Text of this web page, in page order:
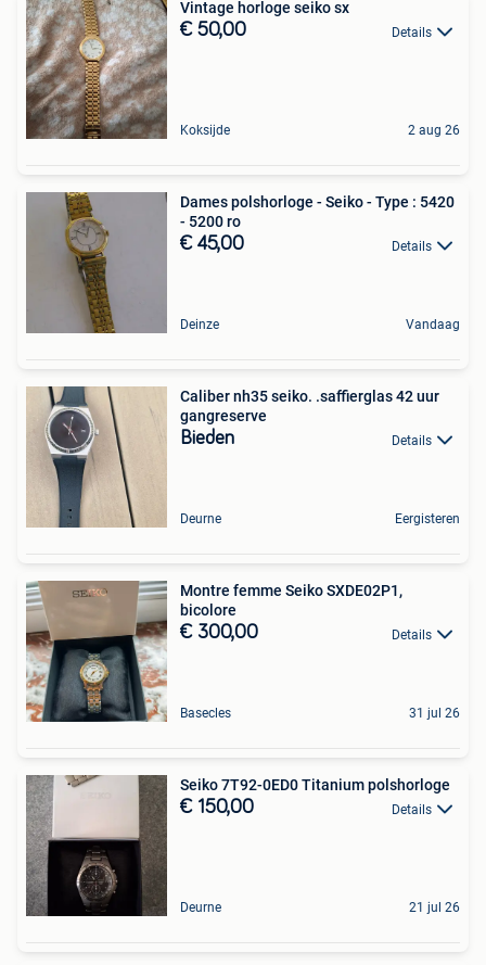
Vintage horloge seiko sx
€ 50,00 Details
Koksijde 2 aug 26
Dames polshorloge - Seiko - Type : 5420
- 5200 ro
€ 45,00 Details
Deinze Vandaag
Caliber nh35 seiko. .saffierglas 42 uur
gangreserve
Bieden Details
Deurne Eergisteren
Montre femme Seiko SXDE02P1,
bicolore
€ 300,00 Details
Basecles 31 jul 26
Seiko 7T92-0ED0 Titanium polshorloge
€ 150,00 Details
Deurne 21 jul 26